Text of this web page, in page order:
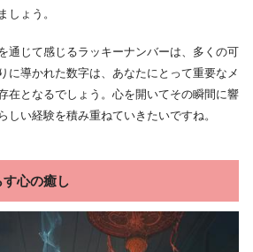
しょう。
通じて感じるラッキーナンバーは、多くの可
に導かれた数字は、あなたにとって重要なメ
在となるでしょう。心を開いてその瞬間に響
しい経験を積み重ねていきたいですね。
心の癒し